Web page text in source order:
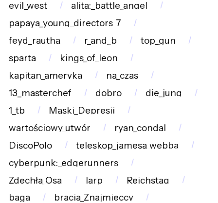
evil_west
alita:_battle_angel
papaya_young_directors_7
feyd_rautha
r_and_b
top_gun
sparta
kings_of_leon
kapitan_ameryka
na_czas
13_masterchef
dobro
die_jung
1_tb
Maski_Depresji
wartościowy_utwór
ryan_condal
DiscoPolo
teleskop_jamesa_webba
cyberpunk:_edgerunners
Zdechła_Osa
larp
Reichstag
baga
bracia_Znajmieccy